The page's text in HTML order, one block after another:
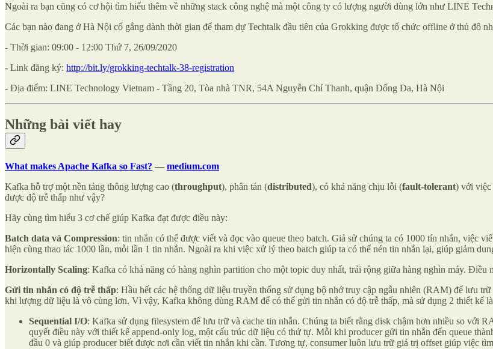
Ngoài ra bạn cũng có cơ hội tìm hiểu thêm về những stack công nghệ mà một công ty có lượng người dùng lớn như LINE
Các bạn nào đang ở Hà Nội cố gắng dành thời gian để tham dự Techtalk đầu tiên của Grokking được tổ chức offline ở thủ đô
- Thời gian: 09:00 - 12:00 Thứ 7, 26/09/2020
- Link đăng ký: http://bit.ly/grokking-techtalk-38-registration
- Địa điểm: LINE Technology Vietnam - Tầng 20, Tòa nhà TNR, 54A Nguyễn Chí Thanh, quận Đống Đa, Hà Nội
Những bài viết hay
What makes Apache Kafka so Fast? — medium.com
Kafka hỗ trợ một nền tảng thông lượng cao (throughput), phân tán (distributed), có khả năng chịu lỗi (fault-tolerant) với việc
được độ trễ thấp như vậy?
Hãy cùng tìm hiểu 3 cơ chế giúp Kafka đạt được điều này:
Batch data và Compression: tin nhắn có thể được viết và đọc vào queue theo batch. Giả sử chúng ta có 1000 tín nhắn, việc
hiện cùng thao tác 1000 lần, mỗi lần 1 tin nhắn. Ngoài ra khi việc xử lý theo batch giúp ta có thể nén tin nhắn lại, giúp giảm
Horizontally Scaling: Kafka có khả năng có hàng nghìn partition cho một topic duy nhất, trải rộng giữa hàng nghìn máy.
Gửi tin nhắn có độ trễ thấp: Hầu hết các hệ thống dữ liệu truyền thống sử dụng bộ nhớ truy cập ngẫu nhiên (RAM) để lưu
khi lượng dữ liệu là vô cùng lơn. Vì vậy, Kafka không dùng RAM để có thể gửi tin nhắn có độ trễ thấp, mà sử dụng 2 thiết kế
Sequential I/O: Kafka sử dụng filesystem để lưu trữ và cache tin nhắn. Chúng ta biết rằng disk chậm hơn nhiều so
quyết điều này với thiết kế append-only log, một cấu trúc dữ liệu có thứ tự. Mỗi khi producer gửi tin nhắn đến queue
đầu 0 và giúp producer biết được nơi cần viết tin nhắn khi cần. Tương tự, consumer luôn lưu trữ giá trị offset giúp việc